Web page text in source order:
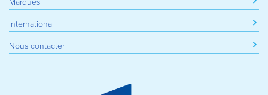
International
Nous contacter